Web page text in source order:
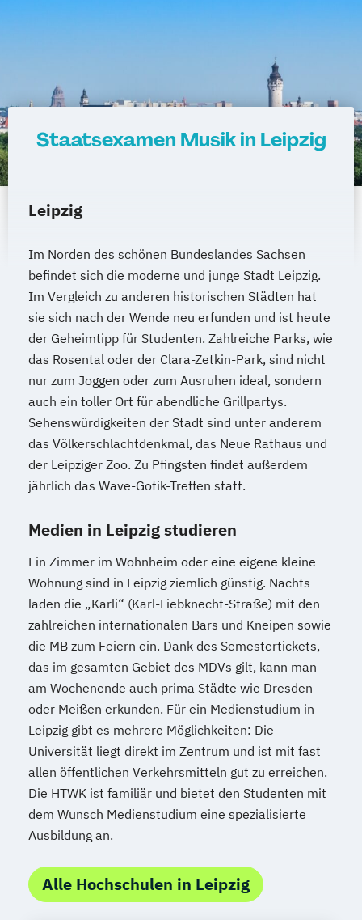
Staatsexamen Musik in Leipzig
Leipzig
Im Norden des schönen Bundeslandes Sachsen
befindet sich die moderne und junge Stadt Leipzig.
Im Vergleich zu anderen historischen Städten hat
sie sich nach der Wende neu erfunden und ist heute
der Geheimtipp für Studenten. Zahlreiche Parks, wie
das Rosental oder der Clara-Zetkin-Park, sind nicht
nur zum Joggen oder zum Ausruhen ideal, sondern
auch ein toller Ort für abendliche Grillpartys.
Sehenswürdigkeiten der Stadt sind unter anderem
das Völkerschlachtdenkmal, das Neue Rathaus und
der Leipziger Zoo. Zu Pfingsten findet außerdem
jährlich das Wave-Gotik-Treffen statt.
Medien in Leipzig studieren
Ein Zimmer im Wohnheim oder eine eigene kleine
Wohnung sind in Leipzig ziemlich günstig. Nachts
laden die „Karli“ (Karl-Liebknecht-Straße) mit den
zahlreichen internationalen Bars und Kneipen sowie
die MB zum Feiern ein. Dank des Semestertickets,
das im gesamten Gebiet des MDVs gilt, kann man
am Wochenende auch prima Städte wie Dresden
oder Meißen erkunden. Für ein Medienstudium in
Leipzig gibt es mehrere Möglichkeiten: Die
Universität liegt direkt im Zentrum und ist mit fast
allen öffentlichen Verkehrsmitteln gut zu erreichen.
Die HTWK ist familiär und bietet den Studenten mit
dem Wunsch Medienstudium eine spezialisierte
Ausbildung an.
Alle Hochschulen in Leipzig